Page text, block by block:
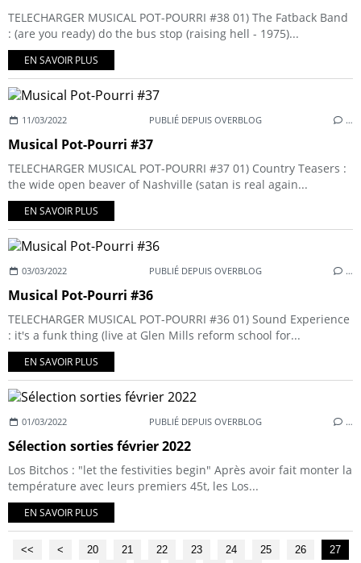
TELECHARGER MUSICAL POT-POURRI #38 01) The Fatback Band
: (are you ready) do the bus stop (raising hell - 1975)...
EN SAVOIR PLUS
11/03/2022 PUBLIÉ DEPUIS OVERBLOG …
Musical Pot-Pourri #37
TELECHARGER MUSICAL POT-POURRI #37 01) Country Teasers :
the wide open beaver of Nashville (satan is real again...
EN SAVOIR PLUS
03/03/2022 PUBLIÉ DEPUIS OVERBLOG …
Musical Pot-Pourri #36
TELECHARGER MUSICAL POT-POURRI #36 01) Sound Experience
: it's a funk thing (live at Glen Mills reform school for...
EN SAVOIR PLUS
01/03/2022 PUBLIÉ DEPUIS OVERBLOG …
Sélection sorties février 2022
Los Bitchos : "let the festivities begin" Après avoir fait monter la
température avec leurs premiers 45t, les Los...
EN SAVOIR PLUS
<< < 10
20 21 22 23 24 25 26
27